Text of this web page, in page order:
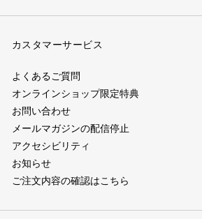
カスタマーサービス
よくあるご質問
オンラインショップ限定特典
お問い合わせ
メールマガジンの配信停止
アクセシビリティ
お知らせ
ご注文内容の確認はこちら